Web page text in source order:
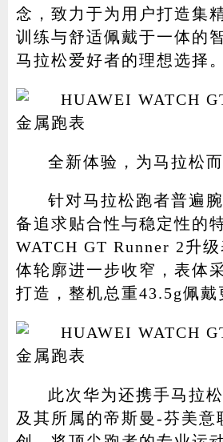
登录
念，致力于为用户打造集
训练与舒适佩戴于一体的
马拉松爱好者的理想选择。
全新体验，为马拉松
针对马拉松跑者普遍
备追求贴合性与稳定性的
WATCH GT Runner 2升
体轮廓进一步收窄，表体
打造，整机总重43.5g佩戴
此次华为还携手马拉
及其所属的帝斯曼-芬美意